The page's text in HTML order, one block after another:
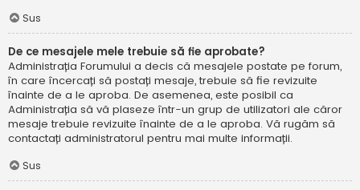
Sus
De ce mesajele mele trebuie să fie aprobate?
Administrația Forumului a decis că mesajele postate pe forum,
în care încercați să postați mesaje, trebuie să fie revizuite
înainte de a le aproba. De asemenea, este posibil ca
Administrația să vă plaseze într-un grup de utilizatori ale căror
mesaje trebuie revizuite înainte de a le aproba. Vă rugăm să
contactați administratorul pentru mai multe informații.
Sus